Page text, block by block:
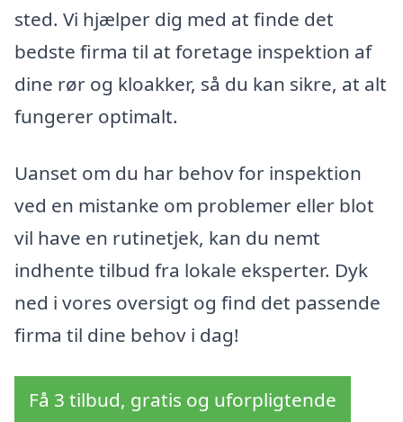
sted. Vi hjælper dig med at finde det
bedste firma til at foretage inspektion af
dine rør og kloakker, så du kan sikre, at alt
fungerer optimalt.
Uanset om du har behov for inspektion
ved en mistanke om problemer eller blot
vil have en rutinetjek, kan du nemt
indhente tilbud fra lokale eksperter. Dyk
ned i vores oversigt og find det passende
firma til dine behov i dag!
Få 3 tilbud, gratis og uforpligtende